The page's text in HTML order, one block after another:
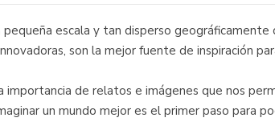
escala y tan disperso geográficamente
son la mejor fuente de inspiración
de relatos e imágenes que nos
un mundo mejor es el primer paso para